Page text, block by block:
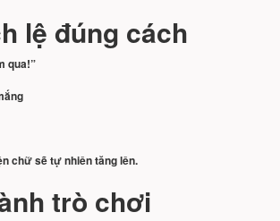
lệ đúng cách
qua!”
chữ sẽ tự nhiên tăng lên.
trò chơi